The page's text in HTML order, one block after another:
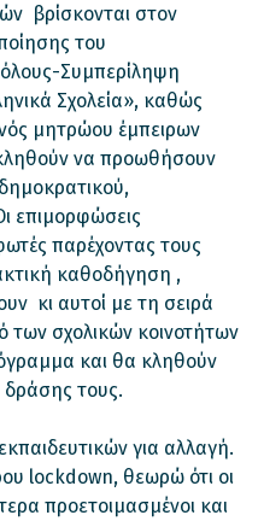
βρίσκονται στον
του
Συμπερίληψη
Σχολεία», καθώς
μητρώου έμπειρων
να προωθήσουν
επιμορφώσεις
παρέχοντας τους
καθοδήγηση ,
κι αυτοί με τη σειρά
των σχολικών κοινοτήτων
και θα κληθούν
δράσης τους.
για αλλαγή.
lockdown, θεωρώ ότι οι
προετοιμασμένοι και